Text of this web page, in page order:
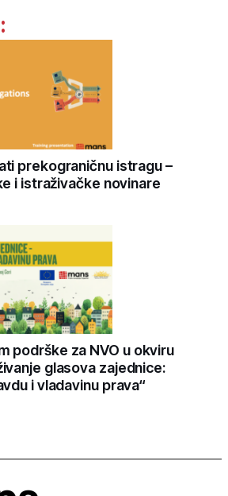
prekograničnu istragu –
i istraživačke novinare
podrške za NVO u okviru
glasova zajednice:
i vladavinu prava“